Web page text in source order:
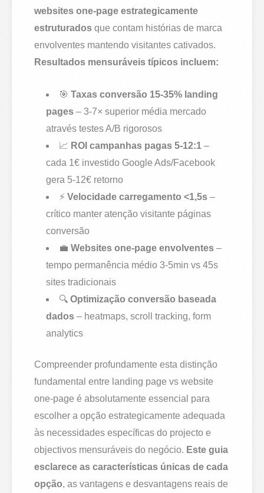
websites one-page estrategicamente
estruturados que contam histórias de marca
envolventes mantendo visitantes cativados.
Resultados mensuráveis típicos incluem:
🎯Taxas conversão 15-35% landing
pages – 3-7× superior média mercado
através testes A/B rigorosos
📈 ROI campanhas pagas 5-12:1 –
cada 1€ investido Google Ads/Facebook
gera 5-12€ retorno
⚡Velocidade carregamento <1,5s –
crítico manter atenção visitante páginas
conversão
💼Websites one-page envolventes –
tempo permanência médio 3-5min vs 45s
sites tradicionais
🔍Optimização conversão baseada
dados – heatmaps, scroll tracking, form
analytics
Compreender profundamente esta distinção
fundamental entre landing page vs website
one-page é absolutamente essencial para
escolher a opção estrategicamente adequada
às necessidades específicas do projecto e
objectivos mensuráveis do negócio. Este guia
esclarece as características únicas de cada
opção, as vantagens e desvantagens reais de